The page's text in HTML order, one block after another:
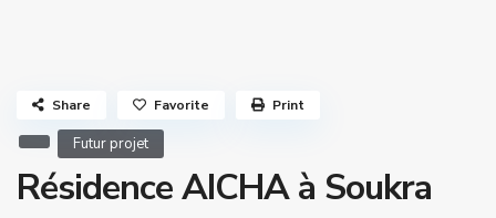
Futur projet
Résidence AICHA à Soukra
Share Favorite Print